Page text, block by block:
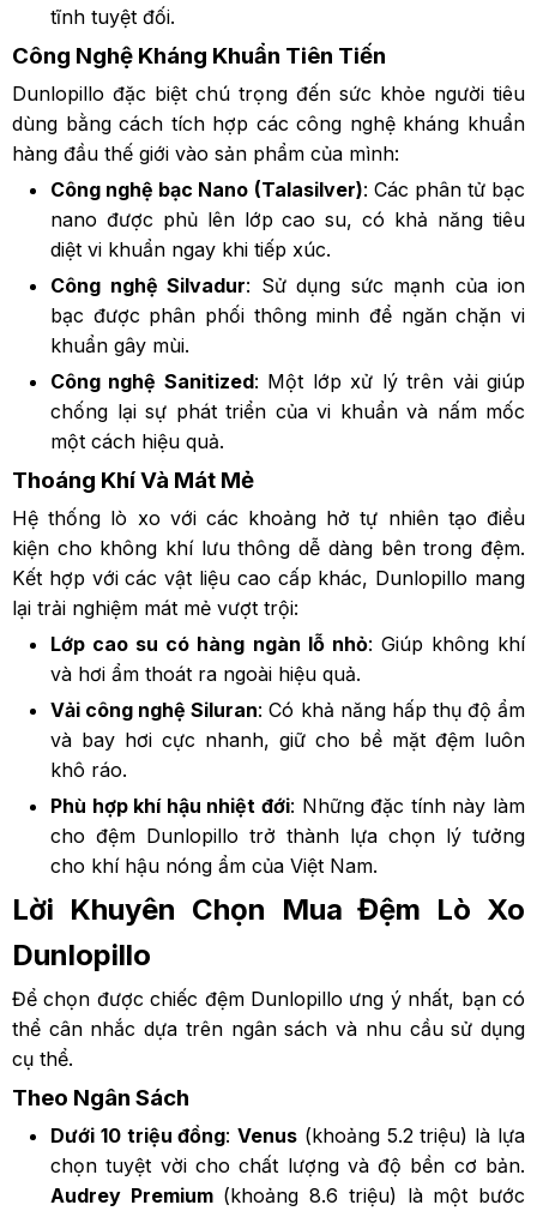
tĩnh tuyệt đối.
Công Nghệ Kháng Khuẩn Tiên Tiến
Dunlopillo đặc biệt chú trọng đến sức khỏe người tiêu
dùng bằng cách tích hợp các công nghệ kháng khuẩn
hàng đầu thế giới vào sản phẩm của mình:
Công nghệ bạc Nano (Talasilver): Các phân tử bạc
nano được phủ lên lớp cao su, có khả năng tiêu
diệt vi khuẩn ngay khi tiếp xúc.
Công nghệ Silvadur: Sử dụng sức mạnh của ion
bạc được phân phối thông minh để ngăn chặn vi
khuẩn gây mùi.
Công nghệ Sanitized: Một lớp xử lý trên vải giúp
chống lại sự phát triển của vi khuẩn và nấm mốc
một cách hiệu quả.
Thoáng Khí Và Mát Mẻ
Hệ thống lò xo với các khoảng hở tự nhiên tạo điều
kiện cho không khí lưu thông dễ dàng bên trong đệm.
Kết hợp với các vật liệu cao cấp khác, Dunlopillo mang
lại trải nghiệm mát mẻ vượt trội:
Lớp cao su có hàng ngàn lỗ nhỏ: Giúp không khí
và hơi ẩm thoát ra ngoài hiệu quả.
Vải công nghệ Siluran: Có khả năng hấp thụ độ ẩm
và bay hơi cực nhanh, giữ cho bề mặt đệm luôn
khô ráo.
Phù hợp khí hậu nhiệt đới: Những đặc tính này làm
cho đệm Dunlopillo trở thành lựa chọn lý tưởng
cho khí hậu nóng ẩm của Việt Nam.
Lời Khuyên Chọn Mua Đệm Lò Xo
Dunlopillo
Để chọn được chiếc đệm Dunlopillo ưng ý nhất, bạn có
thể cân nhắc dựa trên ngân sách và nhu cầu sử dụng
cụ thể.
Theo Ngân Sách
Dưới 10 triệu đồng:Venus (khoảng 5.2 triệu) là lựa
chọn tuyệt vời cho chất lượng và độ bền cơ bản.
Audrey Premium(khoảng 8.6 triệu) là một bước